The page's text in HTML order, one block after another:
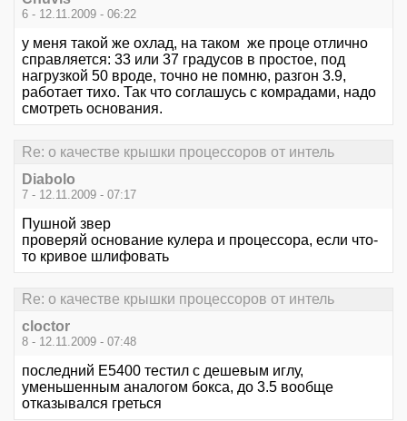
6 - 12.11.2009 - 06:22
у меня такой же охлад, на таком же проце отлично
справляется: 33 или 37 градусов в простое, под
нагрузкой 50 вроде, точно не помню, разгон 3.9,
работает тихо. Так что соглашусь с комрадами, надо
смотреть основания.
Re: о качестве крышки процессоров от интель
Diabolo
7 - 12.11.2009 - 07:17
Пушной звер
проверяй основание кулера и процессора, если что-
то кривое шлифовать
Re: о качестве крышки процессоров от интель
cloctor
8 - 12.11.2009 - 07:48
последний Е5400 тестил с дешевым иглу,
уменьшенным аналогом бокса, до 3.5 вообще
отказывался греться